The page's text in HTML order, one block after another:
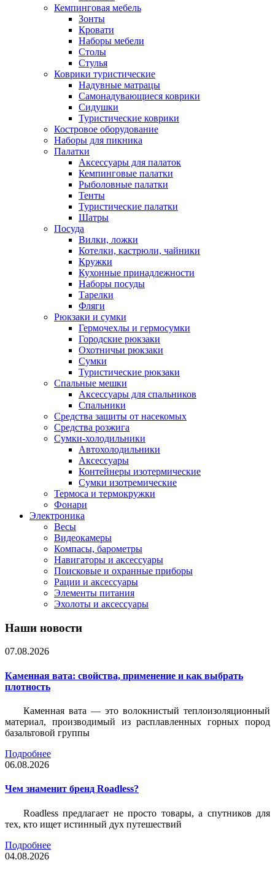
Кемпинговая мебель
Зонты
Кровати
Наборы мебели
Столы
Стулья
Коврики туристические
Надувные матрацы
Самонадувающиеся коврики
Сидушки
Туристические коврики
Костровое оборудование
Наборы для пикника
Палатки
Аксессуары для палаток
Кемпинговые палатки
Рыболовные палатки
Тенты
Туристические палатки
Шатры
Посуда
Вилки, ложки
Котелки, кастрюли, чайники
Кружки
Кухонные принадлежности
Наборы посуды
Тарелки
Фляги
Рюкзаки и сумки
Гермочехлы и гермосумки
Городские рюкзаки
Охотничьи рюкзаки
Сумки
Туристические рюкзаки
Спальные мешки
Аксессуары для спальников
Спальники
Средства защиты от насекомых
Средства розжига
Сумки-холодильники
Автохолодильники
Аксессуары
Контейнеры изотермические
Сумки изотремические
Термоса и термокружки
Фонари
Электроника
Весы
Видеокамеры
Компасы, барометры
Навигаторы и аксессуары
Поисковые и охранные приборы
Рации и аксессуары
Элементы питания
Эхолоты и аксессуары
Наши новости
07.08.2026
Каменная вата: свойства, применение и как выбрать
плотность
Каменная вата — это волокнистый теплоизоляционный
материал, производимый из расплавленных горных пород
базальтовой группы
Подробнее
06.08.2026
Чем знаменит бренд Roadless?
Roadless предлагает не просто товары, а спутников для
тех, кто ищет истинный дух путешествий
Подробнее
04.08.2026